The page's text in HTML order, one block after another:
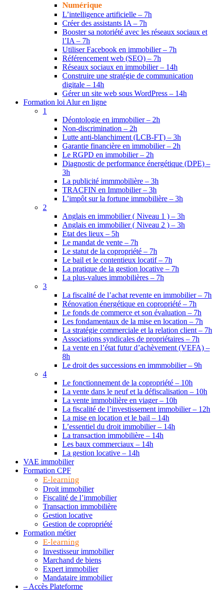
Numérique
L’intelligence artificielle – 7h
Créer des assistants IA – 7h
Booster sa notoriété avec les réseaux sociaux et
l’IA – 7h
Utiliser Facebook en immobilier – 7h
Référencement web (SEO) – 7h
Réseaux sociaux en immobilier – 14h
Construire une stratégie de communication
digitale – 14h
Gérer un site web sous WordPress – 14h
Formation loi Alur en ligne
1
Déontologie en immobilier – 2h
Non-discrimination – 2h
Lutte anti-blanchiment (LCB-FT) – 3h
Garantie financière en immobilier – 2h
Le RGPD en immobilier – 2h
Diagnostic de performance énergétique (DPE) –
3h
La publicité immmobilière – 3h
TRACFIN en Immobilier – 3h
L’impôt sur la fortune immobilière – 3h
2
Anglais en immobilier ( Niveau 1 ) – 3h
Anglais en immobilier ( Niveau 2 ) – 3h
Etat des lieux – 5h
Le mandat de vente – 7h
Le statut de la copropriété – 7h
Le bail et le contentieux locatif – 7h
La pratique de la gestion locative – 7h
La plus-values immobilières – 7h
3
La fiscalité de l’achat revente en immobilier – 7h
Rénovation énergétique en copropriété – 7h
Le fonds de commerce et son évaluation – 7h
Les fondamentaux de la mise en location – 7h
La stratégie commerciale et la relation client – 7h
Associations syndicales de propriétaires – 7h
La vente en l’état futur d’achèvement (VEFA) –
8h
Le droit des successions en immmobilier – 9h
4
Le fonctionnement de la copropriété – 10h
La vente dans le neuf et la défiscalisation – 10h
La vente immobilière en viager – 10h
La fiscalité de l’investissement immobilier – 12h
La mise en location et le bail – 14h
L’essentiel du droit immobilier – 14h
La transaction immobilière – 14h
Les baux commerciaux – 14h
La gestion locative – 14h
VAE immobilier
Formation CPF
E-learning
Droit immobilier
Fiscalité de l’immobilier
Transaction immobilière
Gestion locative
Gestion de copropriété
Formation métier
E-learning
Investisseur immobilier
Marchand de biens
Expert immobilier
Mandataire immobilier
– Accès Plateforme